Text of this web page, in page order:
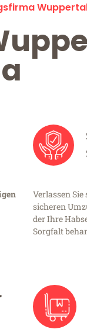
Verlassen
sicheren
der Ihre
Sorgfalt